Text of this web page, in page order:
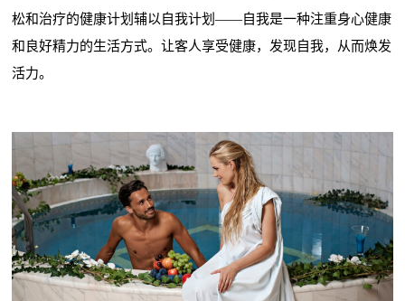
松和治疗的健康计划辅以自我计划——自我是一种注重身心健康
和良好精力的生活方式。让客人享受健康，发现自我，从而焕发
活力。